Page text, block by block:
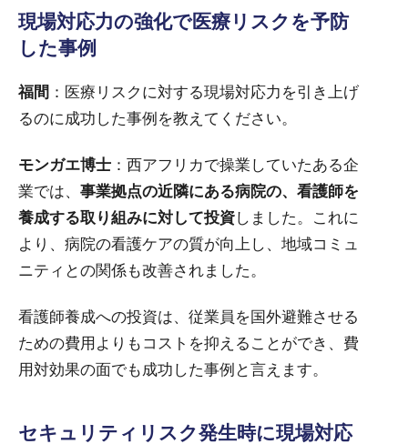
現場対応力の強化で医療リスクを予防
した事例
福間 ：医療リスクに対する現場対応力を引き上げ
るのに成功した事例を教えてください。
モンガエ博士 ：西アフリカで操業していたある企
業では、 事業拠点の近隣にある病院の、看護師を
養成する取り組みに対して投資しました。これに
より、病院の看護ケアの質が向上し、地域コミュ
ニティとの関係も改善されました。
看護師養成への投資は、従業員を国外避難させる
ための費用よりもコストを抑えることができ、費
用対効果の面でも成功した事例と言えます。
セキュリティリスク発生時に現場対応